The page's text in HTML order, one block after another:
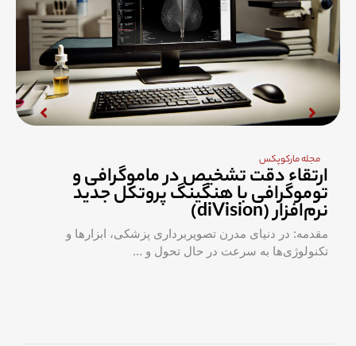
مجله مارکوپکس
یکپارچه سازی RIS/PACS
یکپارچه سازی RIS/PACS RIS و PACS هر کدام نقش‌
جداگانه‌ای در اکوسیستم درمان ایفا می ...